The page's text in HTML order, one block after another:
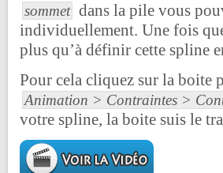
sommet dans la pile vous
individuellement. Une fois
plus qu’à définir cette spline
Pour cela cliquez sur la boite
Animation > Contraintes >
votre spline, la boite suis le